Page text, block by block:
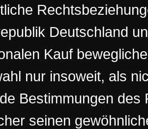
Deutschland
Kauf
nur insoweit, als
Bestimmungen
seinen